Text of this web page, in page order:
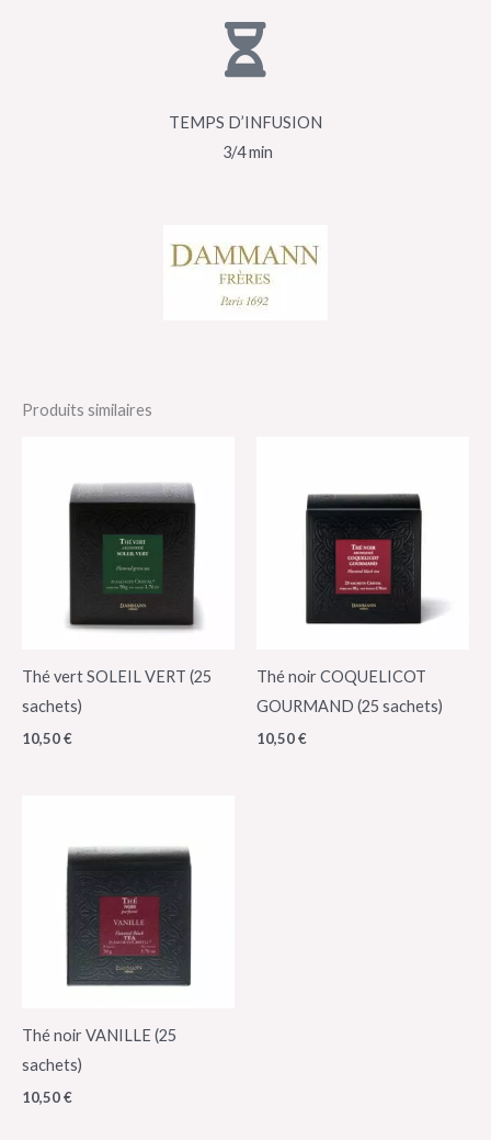
TEMPS D’INFUSION
3/4 min
Produits similaires
Thé vert SOLEIL VERT (25
sachets)
10,50€
Thé noir COQUELICOT
GOURMAND (25 sachets)
10,50€
Thé noir VANILLE (25
sachets)
10,50€